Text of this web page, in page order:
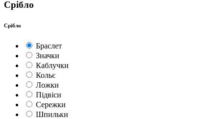
Срібло
Срібло
Браслет
Значки
Каблучки
Кольє
Ложки
Підвіси
Сережки
Шпильки